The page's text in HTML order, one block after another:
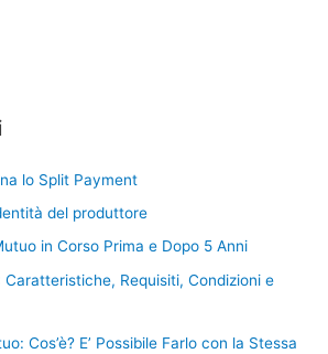
lo Split Payment
del produttore
in Corso Prima e Dopo 5 Anni
Caratteristiche, Requisiti, Condizioni e
Cos’è? E’ Possibile Farlo con la Stessa